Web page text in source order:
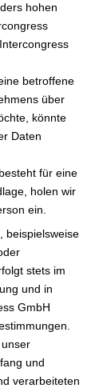
hohen
betroffene
über
könnte
Daten
für eine
holen wir
ein.
beispielsweise
stets im
und in
GmbH
und
verarbeiteten